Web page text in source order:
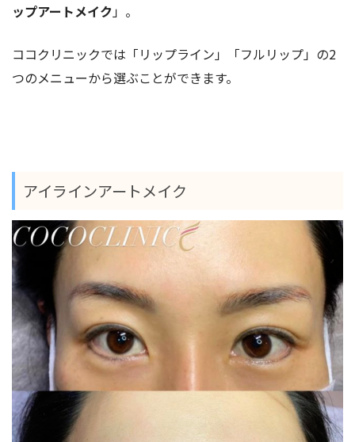
ップアートメイク」。
ココクリニックでは「リップライン」「フルリップ」の2
つのメニューから選ぶことができます。
アイラインアートメイク